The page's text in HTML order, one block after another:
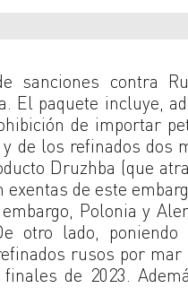
sanciones contra
El paquete incluye,
de importar
de los refinados dos
Druzhba (que
de este
Polonia y
otro lado, poniendo
rusos por mar
de 2023.